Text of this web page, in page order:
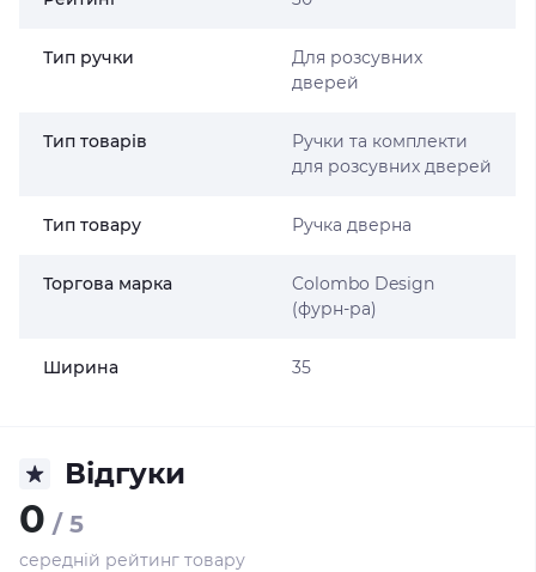
Тип ручки
Для розсувних
дверей
Тип товарів
Ручки та комплекти
для розсувних дверей
Тип товару Ручка дверна
Торгова марка
Colombo Design
(фурн-ра)
Ширина 35
Відгуки
0 / 5
середній рейтинг товару